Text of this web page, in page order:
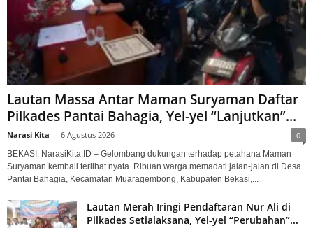
Lautan Massa Antar Maman Suryaman Daftar
Pilkades Pantai Bahagia, Yel-yel “Lanjutkan”...
Narasi Kita - 6 Agustus 2026 0
BEKASI, NarasiKita.ID – Gelombang dukungan terhadap petahana Maman
Suryaman kembali terlihat nyata. Ribuan warga memadati jalan-jalan di Desa
Pantai Bahagia, Kecamatan Muaragembong, Kabupaten Bekasi,...
Lautan Merah Iringi Pendaftaran Nur Ali di
Pilkades Setialaksana, Yel-yel “Perubahan”...